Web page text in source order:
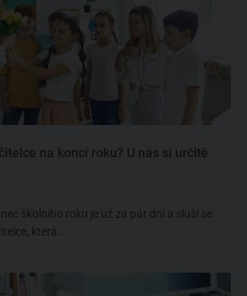
na konci roku? U nás si určitě
školního roku je už za pár dní a sluší se
která...